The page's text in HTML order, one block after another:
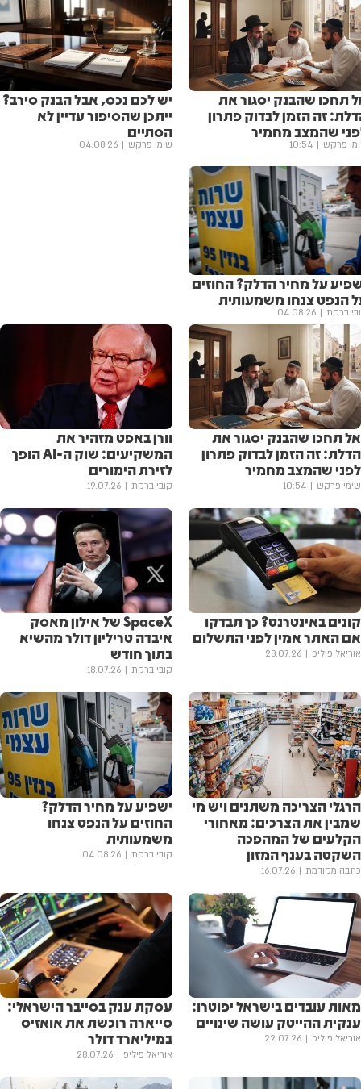
תחכו שהבנק יסגור את
זה הזמן לבדוק פתרון
שהמצב מחמיר
פרקש 10:54
יש לכם נכס, אבל הבנק סירב?
ייתכן שהסיפור עדיין לא
הסתיים
שימי פרקש 04.08.26
על מחיר הדלק? החוזים
הנפט צנחו משמעותית
ברקת 04.08.26
אל תחכו שהבנק יסגור את
הדלת: זה הזמן לבדוק פתרון
לפני שהמצב מחמיר
שימי פרקש 10:54
וורן באפט מזהיר את
המשקיעים: שוק ה-AI הופך
לזירת הימורים
קובי ברקת 19.07.26
קונים באינטרנט? כך תבדקו
אם האתר אמין לפני התשלום
אוריאל פיליפ 28.07.26
SpaceX של אילון מאסק
איבדה טריליון דולר מהשיא
בתוך חודש
קובי ברקת 18.07.26
הרגלי הצריכה משתנים ויש מי
שמבין את הצרכים: מאחורי
הקלעים של המהפכה
השקטה בענף המזון
כתבה מקודמת 16.07.26
ישפיע על מחיר הדלק?
החוזים על הנפט צנחו
משמעותית
קובי ברקת 04.08.26
מאות עובדים בישראל יפוטרו:
ענקית ההייטק עושה שינויים
אוריאל פיליפ 22.07.26
עסקת ענק בסייבר הישראלי:
סייארה רוכשת את אואזיס
במיליארד דולר
אוריאל פיליפ 28.07.26